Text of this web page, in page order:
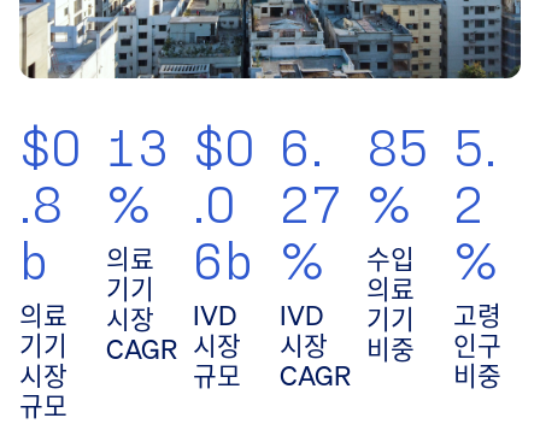
$0
.8
b
의료
기기
시장
규모
13
%
의료
기기
시장
CAGR
$0
.0
6b
IVD
시장
규모
6.
27
%
IVD
시장
CAGR
85
%
수입
의료
기기
비중
5.
2
%
고령
인구
비중